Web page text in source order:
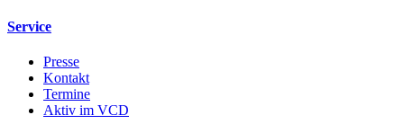
Service
Presse
Kontakt
Termine
Aktiv im VCD